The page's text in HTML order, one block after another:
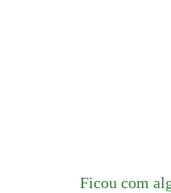
Ficou com